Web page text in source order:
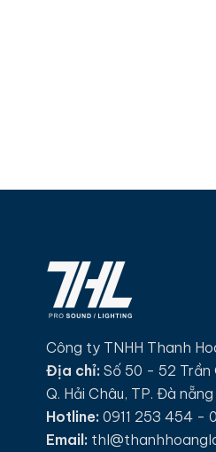
Công ty TNHH Thanh
Địa chỉ: Số 50 - 52 Trần
Q. Hải Châu, TP. Đà nẵng
Hotline: 0911 253 454 -
Email: